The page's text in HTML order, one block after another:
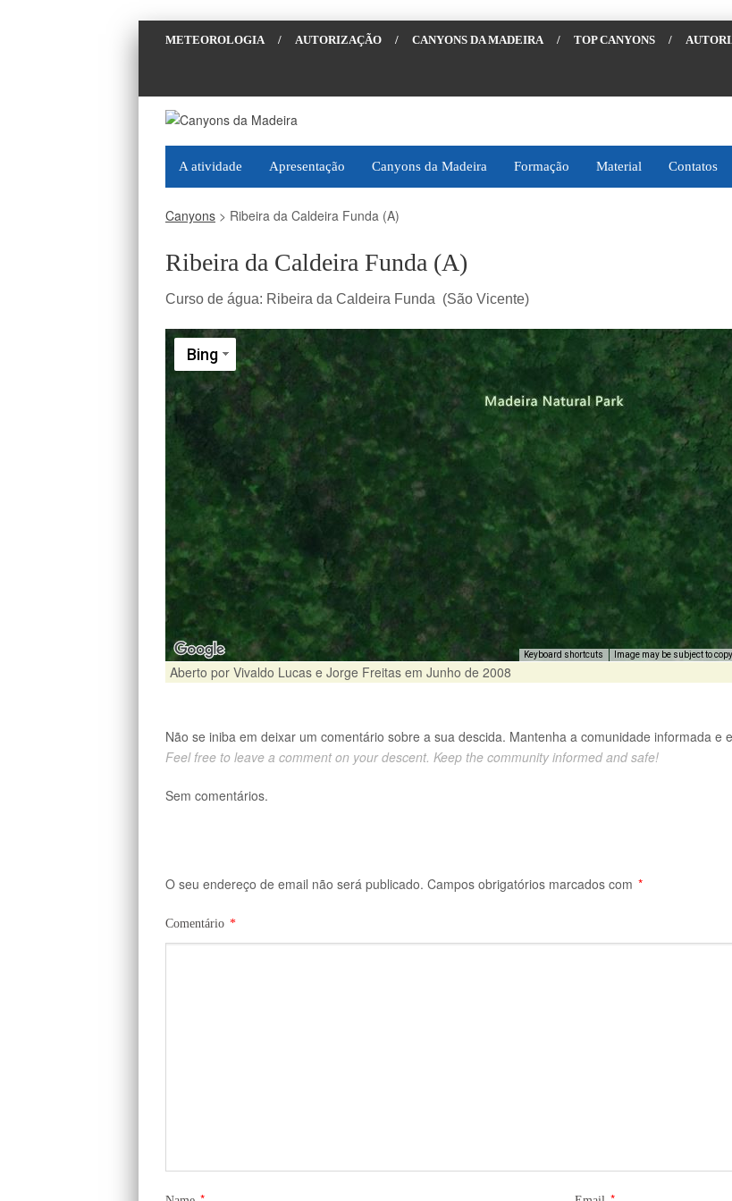
METEOROLOGIA / AUTORIZAÇÃO / CANYONS DA MADEIRA / TOP CANYONS /
A atividade Apresentação Canyons da Madeira Formação Material Contatos
Canyons > Ribeira da Caldeira Funda (A)
Ribeira da Caldeira Funda (A)
Curso de água: Ribeira da Caldeira Funda (São Vicente)
Bing
Keyboard shortcuts Image may be subject to
Aberto por Vivaldo Lucas e Jorge Freitas em Junho de 2008
Não se iniba em deixar um comentário sobre a sua descida. Mantenha a comunidade informada e
Feel free to leave a comment on your descent. Keep the community informed and safe!
Sem comentários.
O seu endereço de email não será publicado. Campos obrigatórios marcados com *
Comentário *